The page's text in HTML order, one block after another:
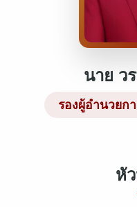
นาย ว
รองผู้อำนวยก
หั